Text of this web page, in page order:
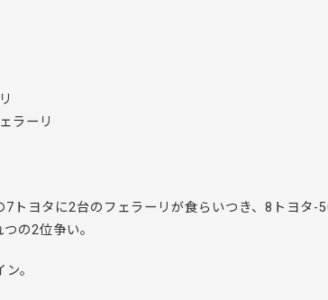
ラーリ
7トヨタに2台のフェラーリが食らいつき、8トヨタ
の2位争い。
。